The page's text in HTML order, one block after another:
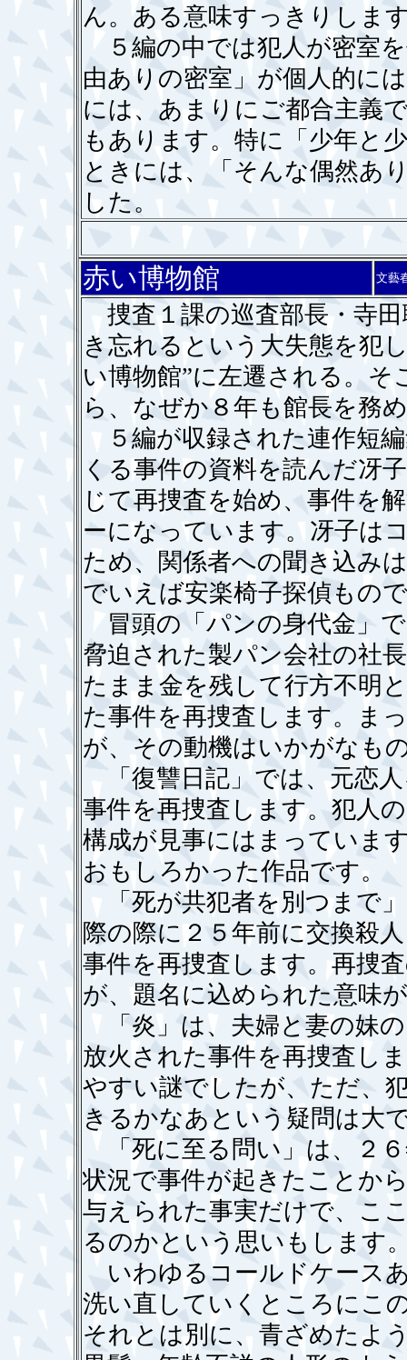
ん。ある意味すっきりしま
５編の中では犯人が密室
由ありの密室」が個人的に
には、あまりにご都合主義
もあります。特に「少年と
ときには、「そんな偶然あ
した。
赤い博物館 文藝
捜査１課の巡査部長・寺
き忘れるという大失態を犯
い博物館”に左遷される。
ら、なぜか８年も館長を務
５編が収録された連作短
くる事件の資料を読んだ冴
じて再捜査を始め、事件を
ーになっています。冴子は
ため、関係者への聞き込み
でいえば安楽椅子探偵もの
冒頭の「パンの身代金」
脅迫された製パン会社の社
たまま金を残して行方不明
た事件を再捜査します。ま
が、その動機はいかがなも
「復讐日記」では、元恋
事件を再捜査します。犯人
構成が見事にはまっていま
おもしろかった作品です。
「死が共犯者を別つまで
際の際に２５年前に交換殺
事件を再捜査します。再捜
が、題名に込められた意味
「炎」は、夫婦と妻の妹
放火された事件を再捜査し
やすい謎でしたが、ただ、
きるかなあという疑問は大
「死に至る問い」は、２
状況で事件が起きたことか
与えられた事実だけで、こ
るのかという思いもします
いわゆるコールドケース
洗い直していくところにこ
それとは別に、青ざめたよ